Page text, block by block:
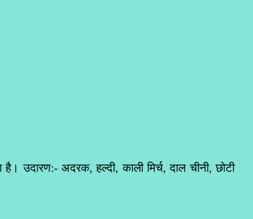
अदरक, हल्दी, काली मिर्च, दाल चीनी, छोटी